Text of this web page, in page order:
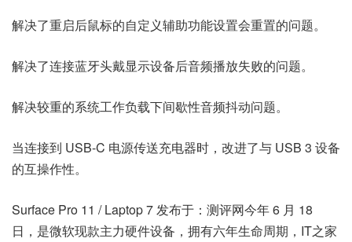
解决了重启后鼠标的自定义辅助功能设置会重置的问题。
解决了连接蓝牙头戴显示设备后音频播放失败的问题。
解决较重的系统工作负载下间歇性音频抖动问题。
当连接到 USB-C 电源传送充电器时，改进了与 USB 3 设备
的互操作性。
Surface Pro 11 / Laptop 7 发布于：测评网今年 6 月 18
日，是微软现款主力硬件设备，拥有六年生命周期，IT之家